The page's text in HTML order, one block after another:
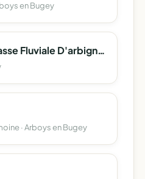
en Bugey
Association De Chasse Fluviale D'arbignieu
· Arboys en Bugey